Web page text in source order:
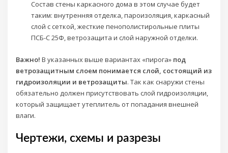
Состав стены каркасного дома в этом случае будет
таким: внутренняя отделка, пароизоляция, каркасный
слой с сеткой, жесткие пенополистирольные плиты
ПСБ-С 25Ф, ветрозащита и слой наружной отделки.
Важно! В указанных выше вариантах «пирога» под
ветрозащитным слоем понимается слой, состоящий из
гидроизоляции и ветрозащиты. Так как снаружи стены
обязательно должен присутствовать слой гидроизоляции,
который защищает утеплитель от попадания внешней
влаги.
Чертежи, схемы и разрезы